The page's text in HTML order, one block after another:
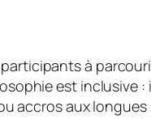
à
est inclusive
accros aux